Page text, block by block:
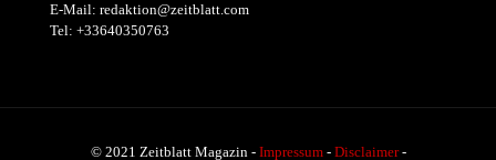
E-Mail: redaktion@zeitblatt.com
Tel: +33640350763
© 2021 Zeitblatt Magazin - Impressum- Disclaimer-